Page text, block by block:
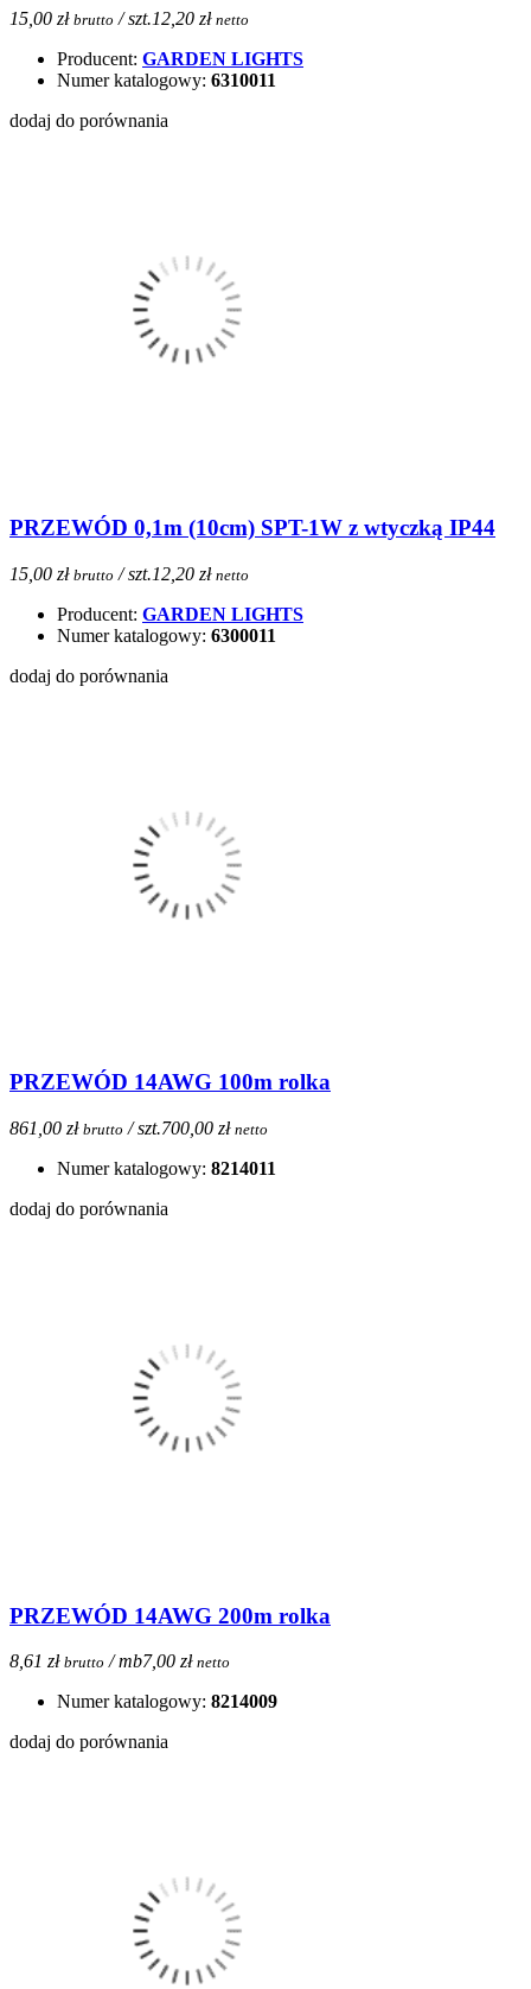
15,00 zł brutto / szt.12,20 zł netto
Producent: GARDEN LIGHTS
Numer katalogowy: 6310011
dodaj do porównania
PRZEWÓD 0,1m (10cm) SPT-1W z wtyczką IP44
15,00 zł brutto / szt.12,20 zł netto
Producent: GARDEN LIGHTS
Numer katalogowy: 6300011
dodaj do porównania
PRZEWÓD 14AWG 100m rolka
861,00 zł brutto / szt.700,00 zł netto
Numer katalogowy: 8214011
dodaj do porównania
PRZEWÓD 14AWG 200m rolka
8,61 zł brutto / mb7,00 zł netto
Numer katalogowy: 8214009
dodaj do porównania